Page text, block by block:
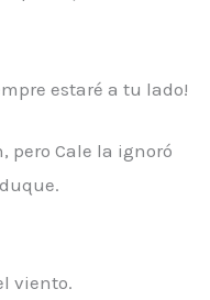
estaré a tu lado!
pero Cale la ignoró
viento.